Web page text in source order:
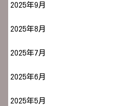
2025年9月
2025年8月
2025年7月
2025年6月
2025年5月